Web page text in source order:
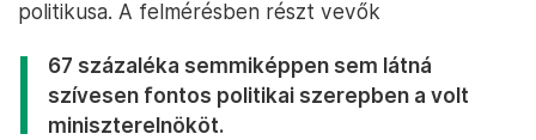
politikusa. A felmérésben részt vevők
67 százaléka semmiképpen sem látná
szívesen fontos politikai szerepben a volt
miniszterelnököt.